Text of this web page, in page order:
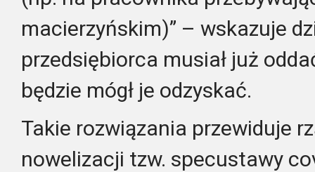
macierzyńskim)” – wskazuje
przedsiębiorca musiał już
będzie mógł je odzyskać.
Takie rozwiązania przewiduje
nowelizacji tzw. specustawy